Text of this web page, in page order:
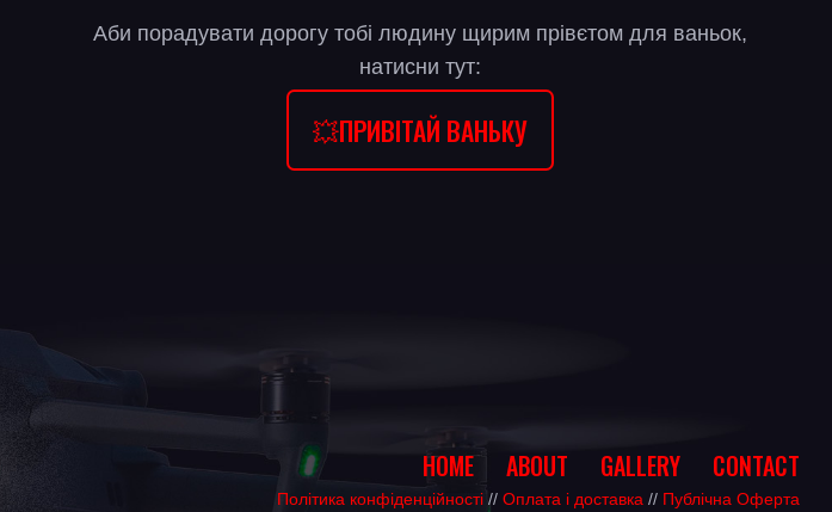
Аби порадувати дорогу тобі людину щирим прівєтом для ваньок,
натисни тут:
💥ПРИВІТАЙ ВАНЬКУ
HOME ABOUT GALLERY CONTACT
Політика конфіденційності // Оплата і доставка // Публічна Оферта